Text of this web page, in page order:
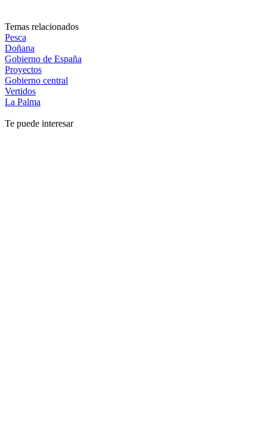
Temas relacionados
Pesca
Doñana
Gobierno de España
Proyectos
Gobierno central
Vertidos
La Palma
Te puede interesar